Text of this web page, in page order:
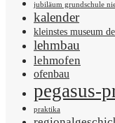
jubiläum grundschule
kalender
kleinstes museum
lehmbau
lehmofen
ofenbau
pegasus-
praktika